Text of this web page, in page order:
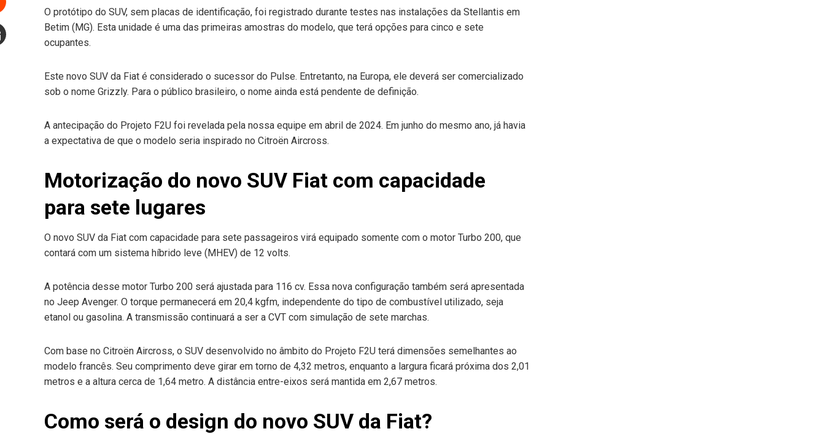
O protótipo do SUV, sem placas de identificação, foi registrado durante testes nas instalações da Stellantis em
Betim (MG). Esta unidade é uma das primeiras amostras do modelo, que terá opções para cinco e sete
ocupantes.
Este novo SUV da Fiat é considerado o sucessor do Pulse. Entretanto, na Europa, ele deverá ser comercializado
sob o nome Grizzly. Para o público brasileiro, o nome ainda está pendente de definição.
A antecipação do Projeto F2U foi revelada pela nossa equipe em abril de 2024. Em junho do mesmo ano, já havia
a expectativa de que o modelo seria inspirado no Citroën Aircross.
Motorização do novo SUV Fiat com capacidade
para sete lugares
O novo SUV da Fiat com capacidade para sete passageiros virá equipado somente com o motor Turbo 200, que
contará com um sistema híbrido leve (MHEV) de 12 volts.
A potência desse motor Turbo 200 será ajustada para 116 cv. Essa nova configuração também será apresentada
no Jeep Avenger. O torque permanecerá em 20,4 kgfm, independente do tipo de combustível utilizado, seja
etanol ou gasolina. A transmissão continuará a ser a CVT com simulação de sete marchas.
Com base no Citroën Aircross, o SUV desenvolvido no âmbito do Projeto F2U terá dimensões semelhantes ao
modelo francês. Seu comprimento deve girar em torno de 4,32 metros, enquanto a largura ficará próxima dos 2,01
metros e a altura cerca de 1,64 metro. A distância entre-eixos será mantida em 2,67 metros.
Como será o design do novo SUV da Fiat?